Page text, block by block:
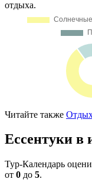
отдыха.
Читайте также
Ессентуки в
Тур-Календарь
от 0 до 5.